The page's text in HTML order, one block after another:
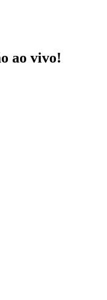
ao vivo!